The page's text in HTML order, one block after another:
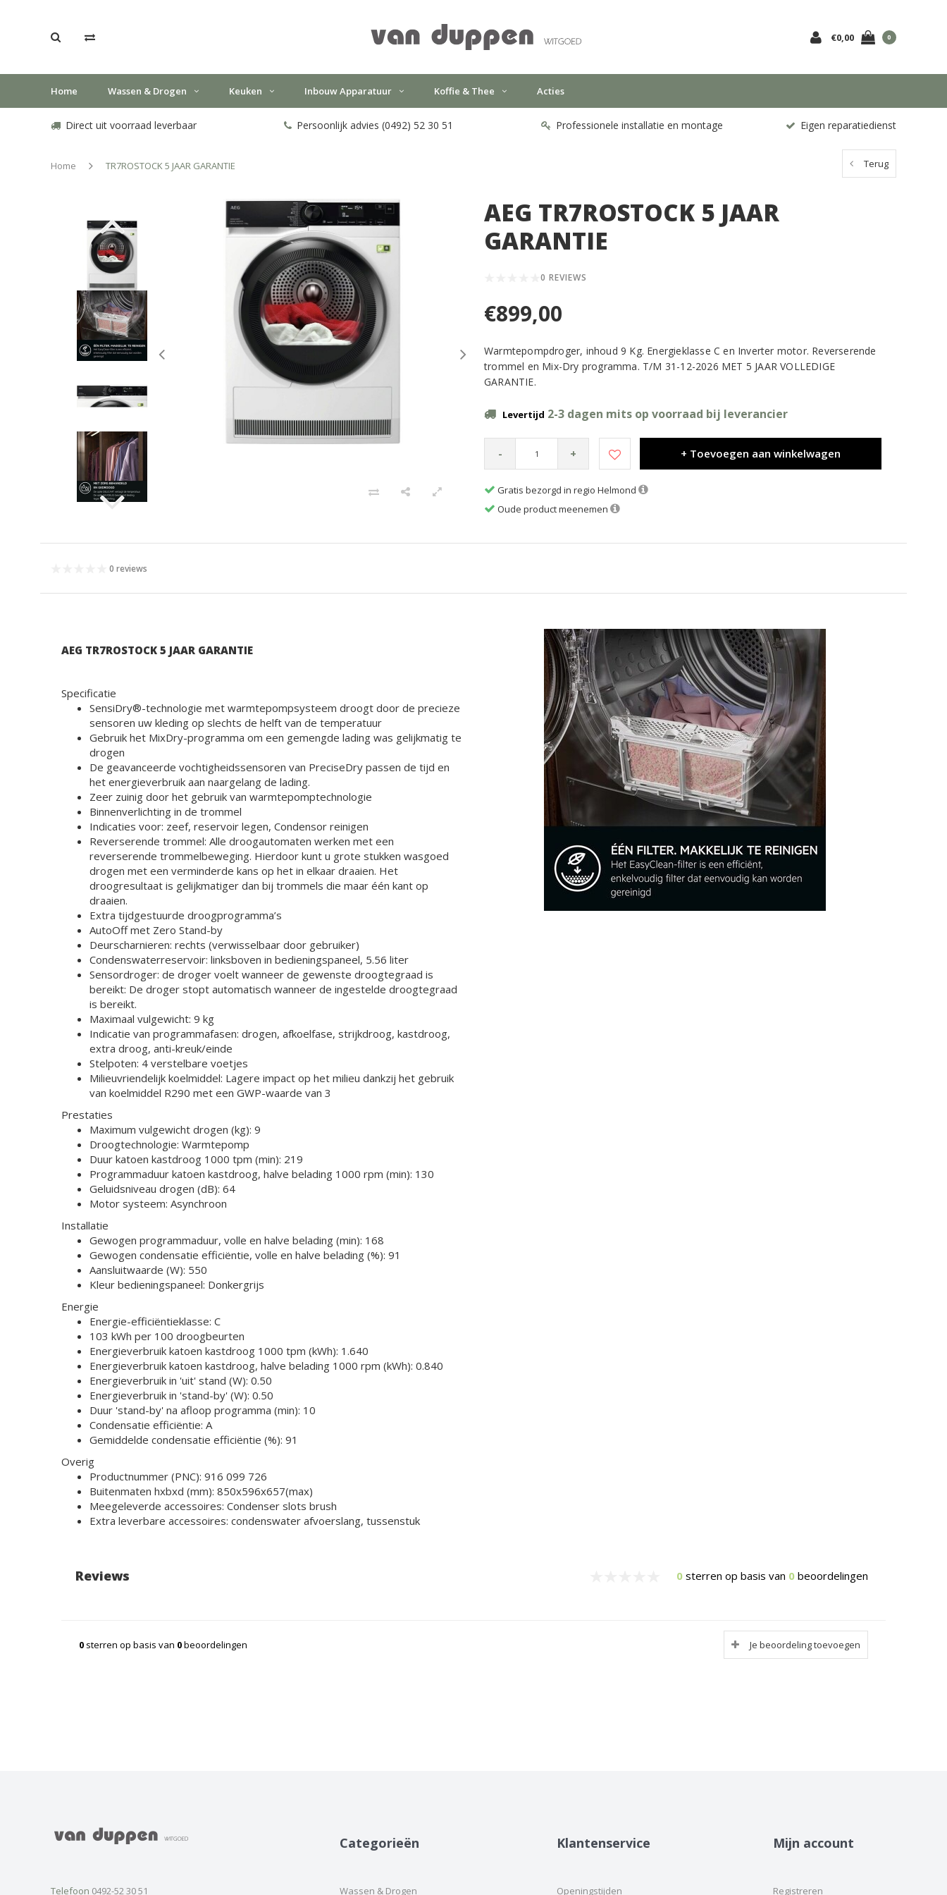
€0,00 0
Home Wassen & Drogen Keuken Inbouw Apparatuur Koffie & Thee Acties
Direct uit voorraad leverbaar Persoonlijk advies (0492) 52 30 51 Professionele installatie en montage Eigen reparatiedienst
Home TR7ROSTOCK 5 JAAR GARANTIE Terug
AEG TR7ROSTOCK 5 JAAR
GARANTIE
0 REVIEWS
€899,00
Warmtepompdroger, inhoud 9 Kg. Energieklasse C en Inverter motor. Reverserende
trommel en Mix-Dry programma. T/M 31-12-2026 MET 5 JAAR VOLLEDIGE
GARANTIE.
Levertijd 2-3 dagen mits op voorraad bij leverancier
- + + Toevoegen aan winkelwagen
Gratis bezorgd in regio Helmond
Oude product meenemen
0 reviews
AEG TR7ROSTOCK 5 JAAR GARANTIE
Specificatie
SensiDry®-technologie met warmtepompsysteem droogt door de precieze
sensoren uw kleding op slechts de helft van de temperatuur
Gebruik het MixDry-programma om een gemengde lading was gelijkmatig te
drogen
De geavanceerde vochtigheidssensoren van PreciseDry passen de tijd en
het energieverbruik aan naargelang de lading.
Zeer zuinig door het gebruik van warmtepomptechnologie
Binnenverlichting in de trommel
Indicaties voor: zeef, reservoir legen, Condensor reinigen
Reverserende trommel: Alle droogautomaten werken met een
reverserende trommelbeweging. Hierdoor kunt u grote stukken wasgoed
drogen met een verminderde kans op het in elkaar draaien. Het
droogresultaat is gelijkmatiger dan bij trommels die maar één kant op
draaien.
Extra tijdgestuurde droogprogramma’s
AutoOff met Zero Stand-by
Deurscharnieren: rechts (verwisselbaar door gebruiker)
Condenswaterreservoir: linksboven in bedieningspaneel, 5.56 liter
Sensordroger: de droger voelt wanneer de gewenste droogtegraad is
bereikt: De droger stopt automatisch wanneer de ingestelde droogtegraad
is bereikt.
Maximaal vulgewicht: 9 kg
Indicatie van programmafasen: drogen, afkoelfase, strijkdroog, kastdroog,
extra droog, anti-kreuk/einde
Stelpoten: 4 verstelbare voetjes
Milieuvriendelijk koelmiddel: Lagere impact op het milieu dankzij het gebruik
van koelmiddel R290 met een GWP-waarde van 3
Prestaties
Maximum vulgewicht drogen (kg): 9
Droogtechnologie: Warmtepomp
Duur katoen kastdroog 1000 tpm (min): 219
Programmaduur katoen kastdroog, halve belading 1000 rpm (min): 130
Geluidsniveau drogen (dB): 64
Motor systeem: Asynchroon
Installatie
Gewogen programmaduur, volle en halve belading (min): 168
Gewogen condensatie efficiëntie, volle en halve belading (%): 91
Aansluitwaarde (W): 550
Kleur bedieningspaneel: Donkergrijs
Energie
Energie-efficiëntieklasse: C
103 kWh per 100 droogbeurten
Energieverbruik katoen kastdroog 1000 tpm (kWh): 1.640
Energieverbruik katoen kastdroog, halve belading 1000 rpm (kWh): 0.840
Energieverbruik in 'uit' stand (W): 0.50
Energieverbruik in 'stand-by' (W): 0.50
Duur 'stand-by' na afloop programma (min): 10
Condensatie efficiëntie: A
Gemiddelde condensatie efficiëntie (%): 91
Overig
Productnummer (PNC): 916 099 726
Buitenmaten hxbxd (mm): 850x596x657(max)
Meegeleverde accessoires: Condenser slots brush
Extra leverbare accessoires: condenswater afvoerslang, tussenstuk
Reviews 0 sterren op basis van 0 beoordelingen
0 sterren op basis van 0beoordelingen Je beoordeling toevoegen
Telefoon 0492-52 30 51
Categorieën
Wassen & Drogen
Klantenservice
Openingstijden
Mijn account
Registreren